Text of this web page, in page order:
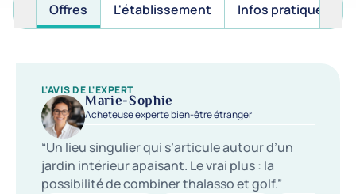
Offres L'établissement Infos pratiques
L'AVIS DE L'EXPERT
Marie-Sophie
Acheteuse experte bien-être étranger
“Un lieu singulier qui s’articule autour d’un
jardin intérieur apaisant. Le vrai plus : la
possibilité de combiner thalasso et golf.”